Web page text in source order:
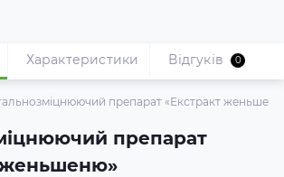
препарат «Екстракт
препарат
женьшеню»
Характеристики Відгуків 0